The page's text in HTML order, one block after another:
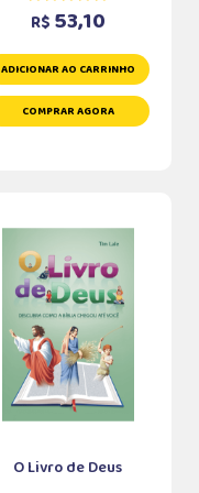
R$ 53,10
ADICIONAR AO CARRINHO
COMPRAR AGORA
O Livro de Deus